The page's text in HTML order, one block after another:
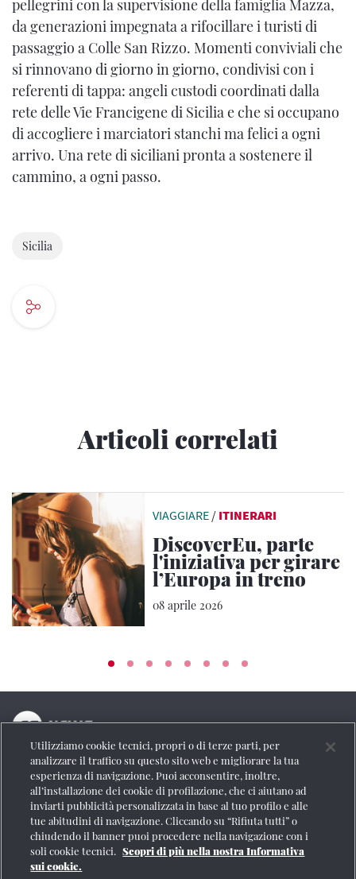
pellegrini con la supervisione della famiglia Mazza,
da generazioni impegnata a rifocillare i turisti di
passaggio a Colle San Rizzo. Momenti conviviali che
si rinnovano di giorno in giorno, condivisi con i
referenti di tappa: angeli custodi coordinati dalla
rete delle Vie Francigene di Sicilia e che si occupano
di accogliere i marciatori stanchi ma felici a ogni
arrivo. Una rete di siciliani pronta a sostenere il
cammino, a ogni passo.
Sicilia
Articoli correlati
VIAGGIARE / ITINERARI
DiscoverEu, parte
l'iniziativa per girare
l’Europa in treno
08 aprile 2026
La testata online del Gruppo FS Italiane
Social
Se vuoi contattarci o avere altre informazioni
Utilizziamo cookie tecnici, propri o di terze parti, per
analizzare il traffico su questo sito web e migliorare la tua
esperienza di navigazione. Puoi acconsentire, inoltre,
all’installazione dei cookie di profilazione, che ci aiutano ad
inviarti pubblicità personalizzata in base al tuo profilo e alle
tue abitudini di navigazione. Cliccando su “Rifiuta tutti” o
chiudendo il banner puoi procedere nella navigazione con i
soli cookie tecnici. Scopri di più nella nostra Informativa
sui cookie.